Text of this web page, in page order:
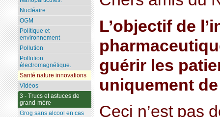
L’objectif de
guérir les
uniquement
Ceci n’est pas
Nucléaire
OGM
Politique et
environnement
Pollution
Pollution
électromagnétique.
Santé nature innovations
Vidéos
3 - Trucs et astuces de
grand-mère
Grog sans alcool en cas